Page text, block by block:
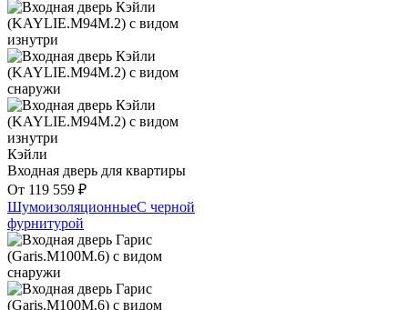
Кэйли
Входная дверь для квартиры
От 119 559 ₽
ШумоизоляционныеС черной
фурнитурой